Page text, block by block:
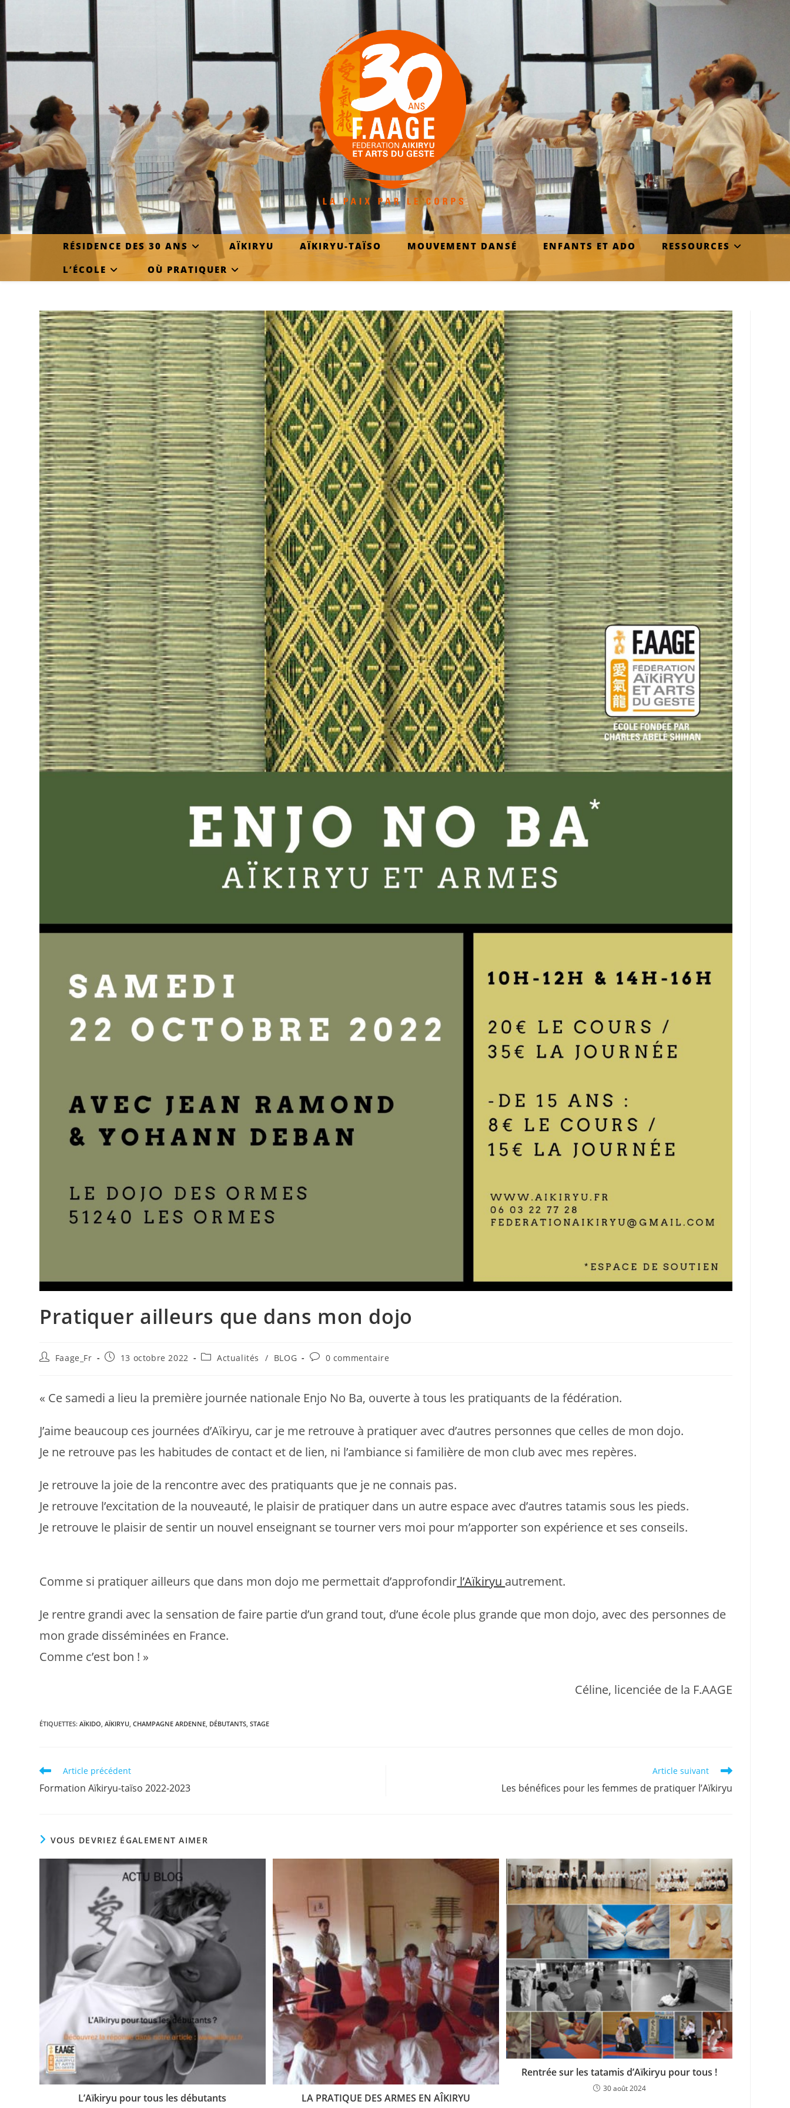
RÉSIDENCE DES 30 ANS AÏKIRYU AÏKIRYU-TAÏSO MOUVEMENT DANSÉ ENFANTS ET ADO
RESSOURCES
L’ÉCOLE
OÙ PRATIQUER
Pratiquer ailleurs que dans mon dojo
Faage_Fr 13 octobre 2022 Actualités / BLOG 0 commentaire
« Ce samedi a lieu la première journée nationale Enjo No Ba, ouverte à tous les pratiquants de la fédération.
J’aime beaucoup ces journées d’Aïkiryu, car je me retrouve à pratiquer avec d’autres personnes que celles de mon dojo.
Je ne retrouve pas les habitudes de contact et de lien, ni l’ambiance si familière de mon club avec mes repères.
Je retrouve la joie de la rencontre avec des pratiquants que je ne connais pas.
Je retrouve l’excitation de la nouveauté, le plaisir de pratiquer dans un autre espace avec d’autres tatamis sous les pieds.
Je retrouve le plaisir de sentir un nouvel enseignant se tourner vers moi pour m’apporter son expérience et ses conseils.
Comme si pratiquer ailleurs que dans mon dojo me permettait d’approfondir l’Aïkiryu autrement.
Je rentre grandi avec la sensation de faire partie d’un grand tout, d’une école plus grande que mon dojo, avec des personnes de
mon grade disséminées en France.
Comme c’est bon ! »
Céline, licenciée de la F.AAGE
ÉTIQUETTES:AÏKIDO AÏKIRYU CHAMPAGNE ARDENNE DÉBUTANTS STAGE
Article précédent
Formation Aïkiryu-taïso 2022-2023
Article suivant
Les bénéfices pour les femmes de pratiquer l’Aïkiryu
VOUS DEVRIEZ ÉGALEMENT AIMER
L’Aïkiryu pour tous les débutants LA PRATIQUE DES ARMES EN AÎKIRYU
Rentrée sur les tatamis d’Aïkiryu pour tous !
30 août 2024